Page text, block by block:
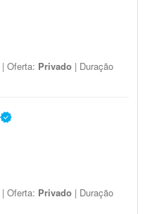
| Oferta: Privado | Duração
| Oferta: Privado | Duração